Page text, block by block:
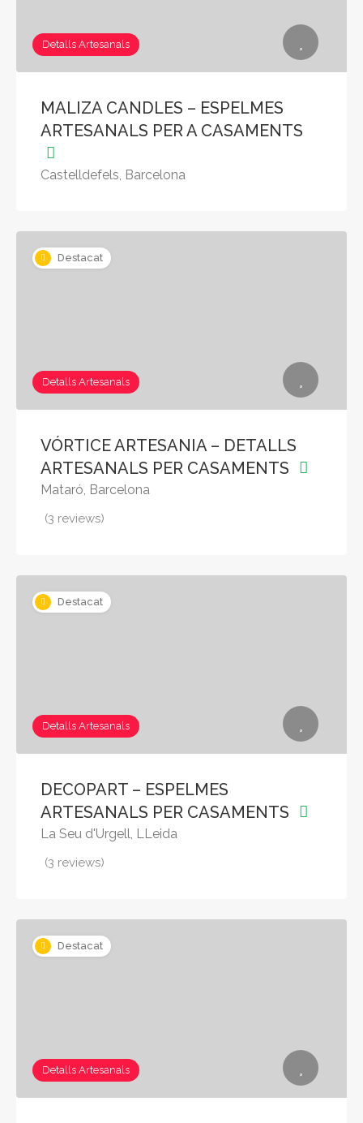
Detalls Artesanals
MALIZA CANDLES – ESPELMES
ARTESANALS PER A CASAMENTS
Castelldefels, Barcelona
Destacat
Detalls Artesanals
VÓRTICE ARTESANIA – DETALLS
ARTESANALS PER CASAMENTS
Mataró, Barcelona
(3 reviews)
Destacat
Detalls Artesanals
DECOPART – ESPELMES
ARTESANALS PER CASAMENTS
La Seu d'Urgell, LLeida
(3 reviews)
Destacat
Detalls Artesanals